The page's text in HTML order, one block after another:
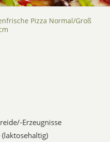
Pizza Normal/Groß
Erzeugnisse